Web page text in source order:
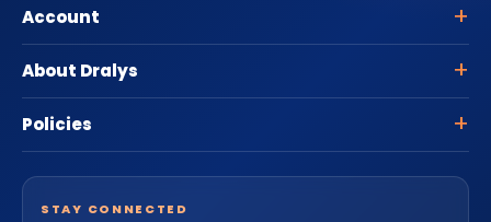
Account
About Dralys
Policies
STAY CONNECTED